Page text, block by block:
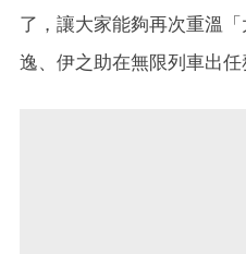
了，讓大家能夠再次重溫
逸、伊之助在無限列車出任